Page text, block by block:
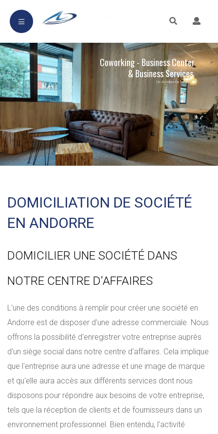
Coworking - Business Center
& Business Services
in Andorra la Vella
DOMICILIATION DE SOCIÉTÉ
EN ANDORRE
DOMICILIER UNE SOCIÉTÉ DANS
NOTRE CENTRE D'AFFAIRES
L'une des conditions à remplir pour créer une société en
Andorre est de disposer d'une adresse commerciale. Nous
offrons la possibilité d'enregistrer votre entreprise auprès
d'un siège social dans notre centre d'affaires. Cela implique
que l'entreprise aura une adresse et une image de marque
et qu'elle aura accès aux différents services dont nous
disposons pour répondre aux besoins de votre entreprise,
tels que la réception de clients et de fournisseurs dans un
environnement professionnel. Bien entendu, l'activité